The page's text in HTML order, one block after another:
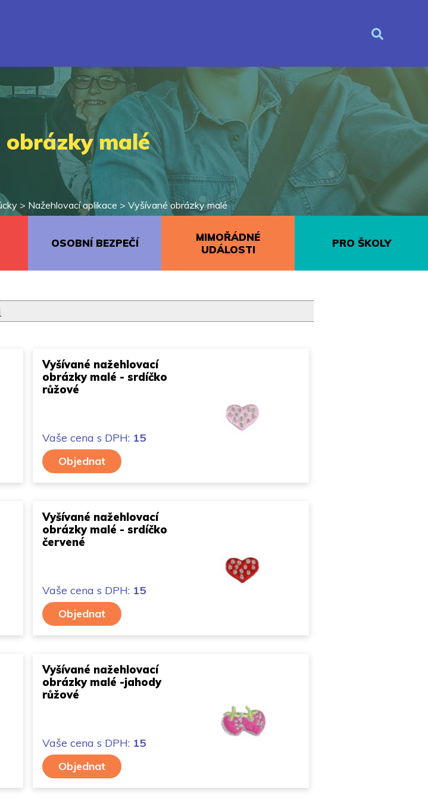
obrázky malé
> Nažehlovací aplikace > Vyšívané obrázky malé
OSOBNÍ BEZPEČÍ
MIMOŘÁDNÉ
UDÁLOSTI
PRO ŠKOLY
Vyšívané nažehlovací
obrázky malé - srdíčko
růžové
Vaše cena s DPH: 15
Objednat
Vyšívané nažehlovací
obrázky malé - srdíčko
červené
Vaše cena s DPH: 15
Objednat
Vyšívané nažehlovací
obrázky malé -jahody
růžové
Vaše cena s DPH: 15
Objednat